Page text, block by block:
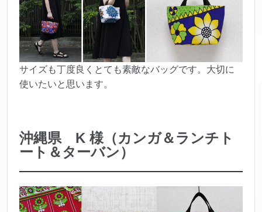
サイズも丁度良くとても素敵なバッグです。大切に
使いたいと思います。
沖縄県 K 様（カンガ＆ランチト
ート＆ターバン）